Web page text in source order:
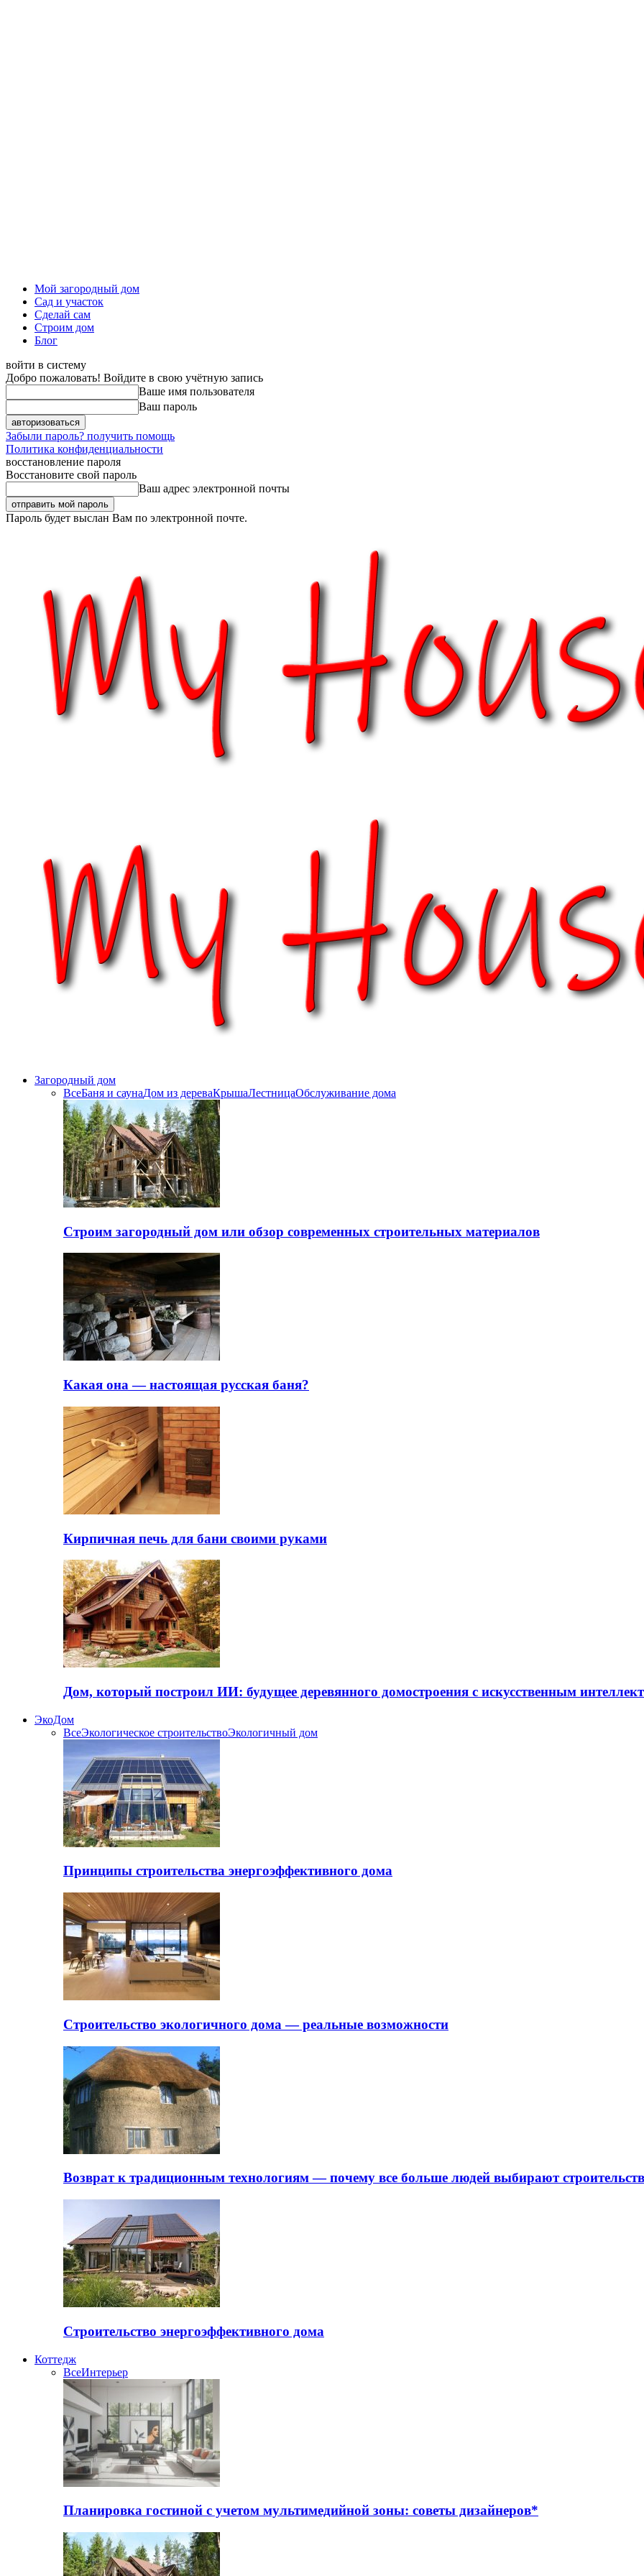
Мой загородный дом
Сад и участок
Сделай сам
Строим дом
Блог
войти в систему
Добро пожаловать! Войдите в свою учётную запись
Ваше имя пользователя
Ваш пароль
Забыли пароль? получить помощь
Политика конфиденциальности
восстановление пароля
Восстановите свой пароль
Ваш адрес электронной почты
Пароль будет выслан Вам по электронной почте.
Загородный дом
ВсеБаня и саунаДом из дереваКрышаЛестницаОбслуживание дома
Строим загородный дом или обзор современных строительных материалов
Какая она — настоящая русская баня?
Кирпичная печь для бани своими руками
Дом, который построил ИИ: будущее деревянного домостроения с искусственным
ЭкоДом
ВсеЭкологическое строительствоЭкологичный дом
Принципы строительства энергоэффективного дома
Строительство экологичного дома — реальные возможности
Возврат к традиционным технологиям — почему все больше людей выбирают
Строительство энергоэффективного дома
Коттедж
ВсеИнтерьер
Планировка гостиной с учетом мультимедийной зоны: советы дизайнеров*